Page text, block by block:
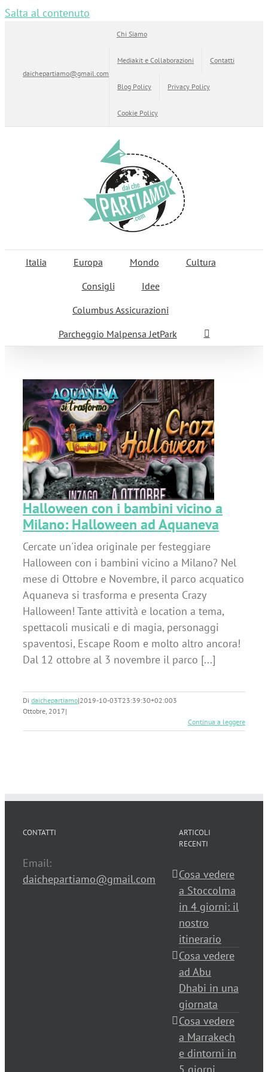
Salta al contenuto
daichepartiamo@gmail.com
Chi Siamo
Mediakit e Collaborazioni Contatti
Blog Policy Privacy Policy
Cookie Policy
Italia Europa Mondo
Cultura
Consigli
Idee
Columbus Assicurazioni
Parcheggio Malpensa JetPark
Halloween con i bambini vicino a
Milano: Halloween ad Aquaneva
Cercate un'idea originale per festeggiare
Halloween con i bambini vicino a Milano? Nel
mese di Ottobre e Novembre, il parco acquatico
Aquaneva si trasforma e presenta Crazy
Halloween! Tante attività e location a tema,
spettacoli musicali e di magia, personaggi
spaventosi, Escape Room e molto altro ancora!
Dal 12 ottobre al 3 novembre il parco [...]
Di daichepartiamo|2019-10-03T23:39:30+02:003
Ottobre, 2017|
Continua a leggere
CONTATTI
Email:
daichepartiamo@gmail.com
ARTICOLI
RECENTI
Cosa vedere
a Stoccolma
in 4 giorni: il
nostro
itinerario
Cosa vedere
ad Abu
Dhabi in una
giornata
Cosa vedere
a Marrakech
e dintorni in